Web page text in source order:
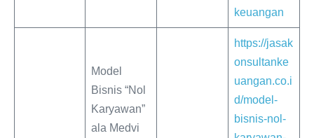
keuangan
Model
Bisnis “Nol
Karyawan”
ala Medvi
https://jasak
onsultanke
uangan.co.i
d/model-
bisnis-nol-